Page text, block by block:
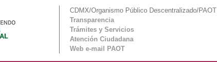
CDMX/Organismo Público Descentralizado/PAOT
Transparencia
Trámites y Servicios
Atención Ciudadana
Web e-mail PAOT